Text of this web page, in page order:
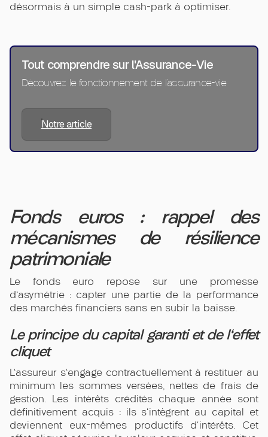
désormais à un simple cash-park à optimiser.
Tout comprendre sur l'Assurance-Vie
Découvrez le fonctionnement de l'assurance-vie
Notre article
Fonds euros : rappel des
mécanismes de résilience
patrimoniale
Le fonds euro repose sur une promesse
d'asymétrie : capter une partie de la performance
des marchés financiers sans en subir la baisse.
Le principe du capital garanti et de l'effet
cliquet
L'assureur s'engage contractuellement à restituer au
minimum les sommes versées, nettes de frais de
gestion. Les intérêts crédités chaque année sont
définitivement acquis : ils s'intègrent au capital et
deviennent eux-mêmes productifs d'intérêts. Cet